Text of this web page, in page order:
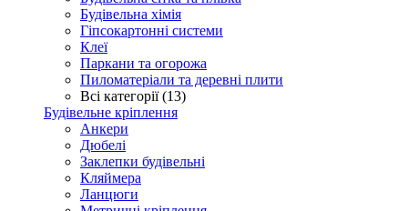
Будівельна хімія
Гіпсокартонні системи
Клеї
Паркани та огорожа
Пиломатеріали та деревні плити
Всі категорії (13)
Будівельне кріплення
Анкери
Дюбелі
Заклепки будівельні
Кляймера
Ланцюги